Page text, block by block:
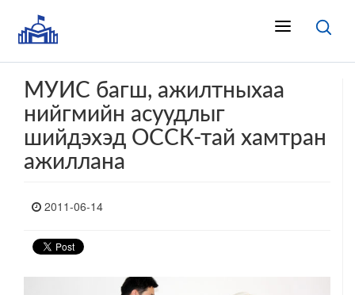
МУИС багш, ажилтныхаа
нийгмийн асуудлыг
шийдэхэд ОССК-тай хамтран
ажиллана
2011-06-14